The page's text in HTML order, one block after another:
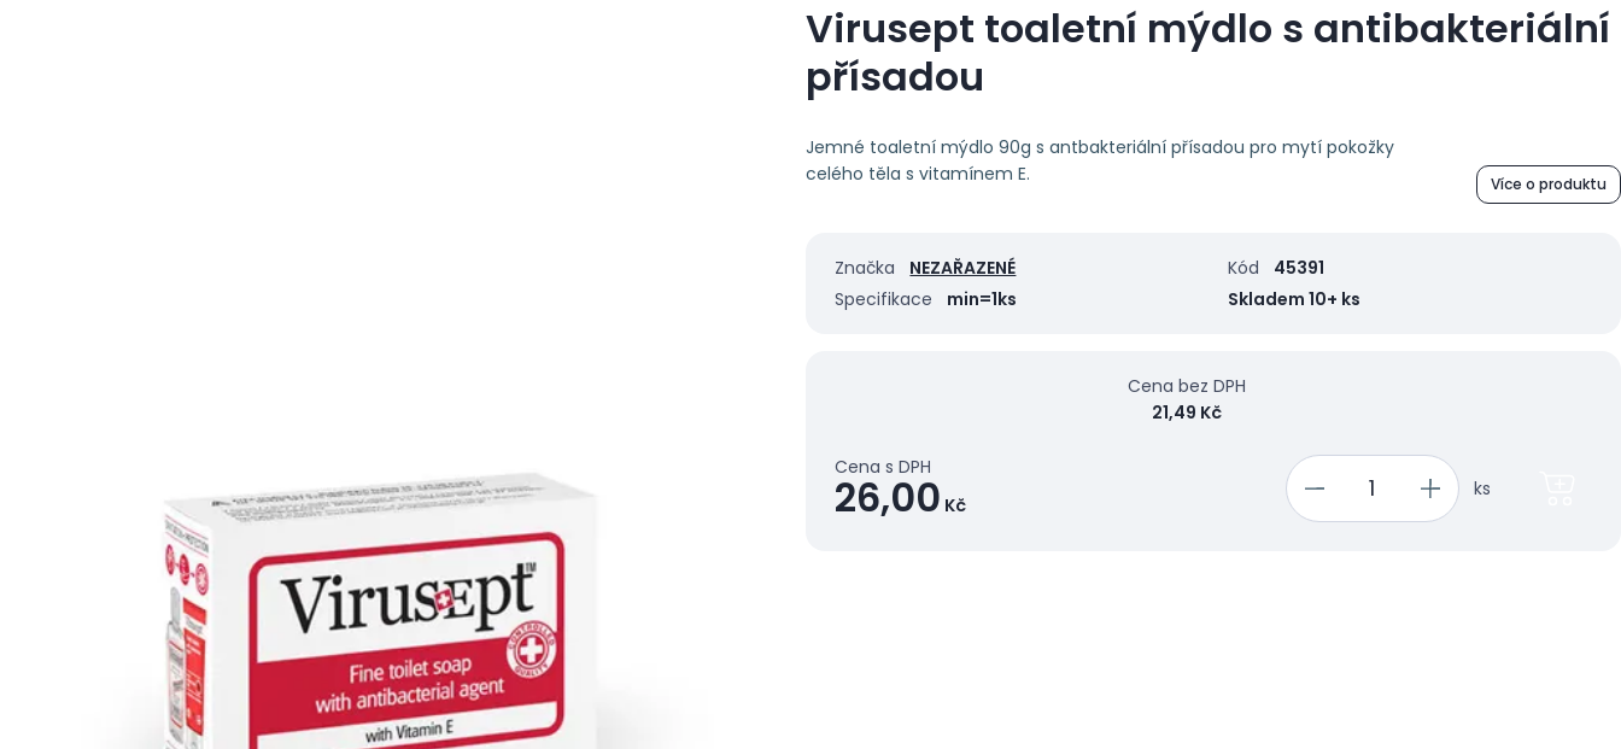
Virusept toaletní mýdlo s antibakteriální
přísadou
Jemné toaletní mýdlo 90g s antbakteriální přísadou pro mytí pokožky
celého těla s vitamínem E.
Více o produktu
Značka NEZAŘAZENÉ Kód
45391
Specifikace
min=1ks Skladem 10+ ks
Cena s DPH
26,00 Kč
Cena bez DPH
21,49 Kč
ks